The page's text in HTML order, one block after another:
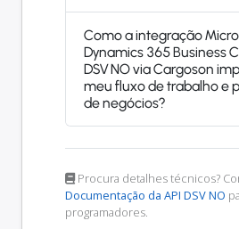
Como a integração
Dynamics 365 Business
DSV NO via Cargoson
meu fluxo de trabalho e
de negócios?
Procura detalhes técnicos?
Documentação da API DSV NO
programadores.